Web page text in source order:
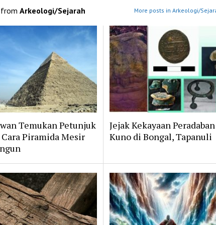
Arkeologi/Sejarah More posts in Arkeologi/
Temukan Petunjuk
Cara Piramida Mesir
Jejak Kekayaan Peradaban
Kuno di Bongal, Tapanuli